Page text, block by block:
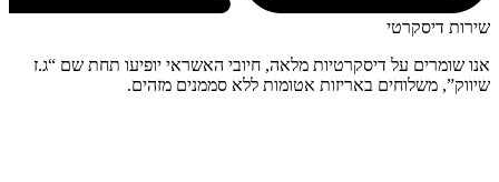
שירות דיסקרטי
אנו שומרים על דיסקרטיות מלאה, חיובי האשראי יופיעו תחת שם “ג.ז
שיווק”, משלוחים באריזות אטומות ללא סממנים מזהים.